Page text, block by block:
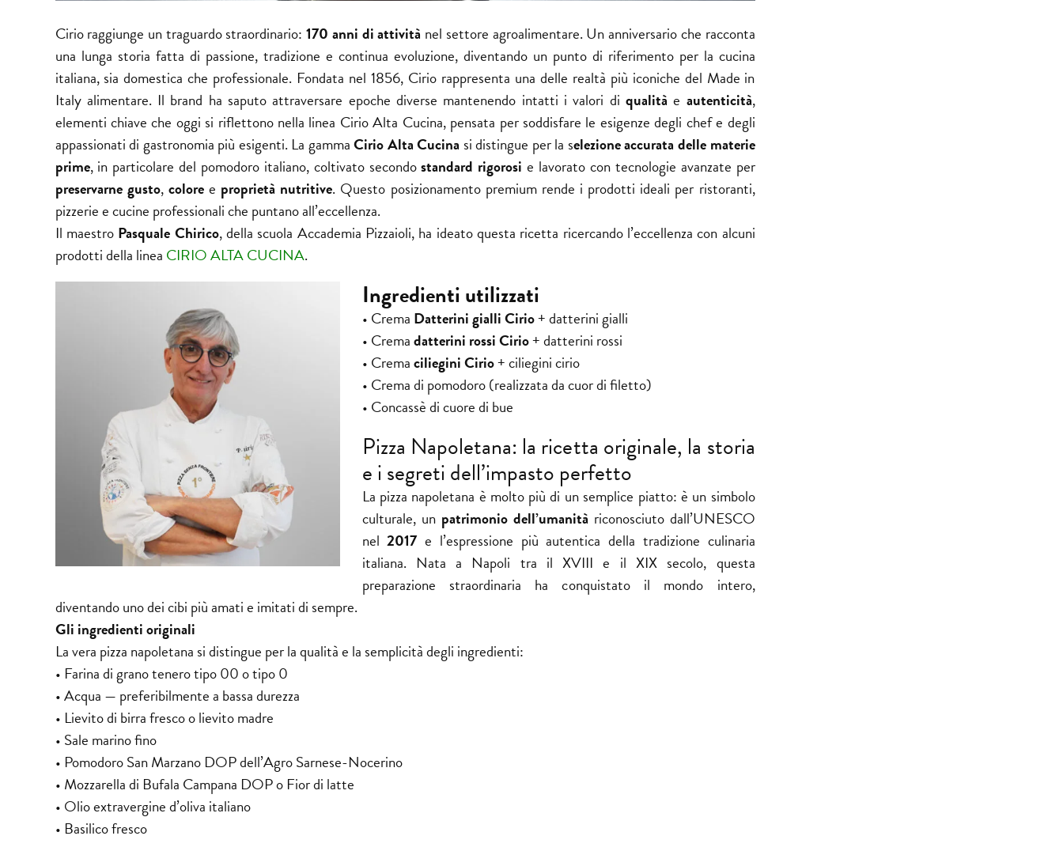
Cirio raggiunge un traguardo straordinario:170 anni di attività nel settore agroalimentare. Un anniversario che racconta
una lunga storia fatta di passione, tradizione e continua evoluzione, diventando un punto di riferimento per la cucina
italiana, sia domestica che professionale. Fondata nel 1856, Cirio rappresenta una delle realtà più iconiche del Made in
Italy alimentare. Il brand ha saputo attraversare epoche diverse mantenendo intatti i valori di qualità e autenticità,
elementi chiave che oggi si riflettono nella linea Cirio Alta Cucina, pensata per soddisfare le esigenze degli chef e degli
appassionati di gastronomia più esigenti. La gammaCirio Alta Cucina si distingue per la selezione accurata delle materie
prime, in particolare del pomodoro italiano, coltivato secondostandard rigorosi e lavorato con tecnologie avanzate per
preservarne gusto, coloree proprietà nutritive. Questo posizionamento premium rende i prodotti ideali per ristoranti,
pizzerie e cucine professionali che puntano all’eccellenza.
Il maestro Pasquale Chirico, della scuola Accademia Pizzaioli, ha ideato questa ricetta ricercando l’eccellenza con alcuni
prodotti della linea CIRIO ALTA CUCINA.
Ingredienti utilizzati
• Crema Datterini gialli Cirio+ datterini gialli
• Cremadatterini rossi Cirio+ datterini rossi
• Cremaciliegini Cirio+ ciliegini cirio
• Crema di pomodoro (realizzata da cuor di filetto)
• Concassè di cuore di bue
Pizza Napoletana: la ricetta originale, la storia
e i segreti dell’impasto perfetto
La pizza napoletana è molto più di un semplice piatto: è un simbolo
culturale, un patrimonio dell’umanità riconosciuto dall’UNESCO
nel2017e l’espressione più autentica della tradizione culinaria
italiana. Nata a Napoli tra il XVIII e il XIX secolo, questa
preparazione straordinaria ha conquistato il mondo intero,
diventando uno dei cibi più amati e imitati di sempre.
Gli ingredienti originali
La vera pizza napoletana si distingue per la qualità e la semplicità degli ingredienti:
• Farina di grano tenero tipo 00 o tipo 0
• Acqua — preferibilmente a bassa durezza
• Lievito di birra fresco o lievito madre
• Sale marino fino
• Pomodoro San Marzano DOP dell’Agro Sarnese-Nocerino
• Mozzarella di Bufala Campana DOP o Fior di latte
• Olio extravergine d’oliva italiano
• Basilico fresco